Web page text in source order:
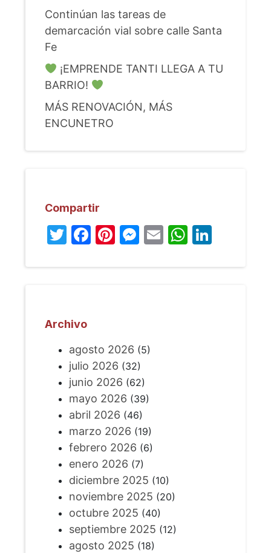
Continúan las tareas de
demarcación vial sobre calle Santa
Fe
¡EMPRENDE TANTI LLEGA A TU
BARRIO!
MÁS RENOVACIÓN, MÁS
ENCUNETRO
Compartir
Twitter
Facebook
Pinterest
Messenger
Email
Archivo
agosto 2026 (5)
julio 2026 (32)
junio 2026 (62)
mayo 2026 (39)
abril 2026 (46)
marzo 2026 (19)
febrero 2026 (6)
enero 2026 (7)
diciembre 2025 (10)
noviembre 2025 (20)
octubre 2025 (40)
septiembre 2025 (12)
agosto 2025 (18)